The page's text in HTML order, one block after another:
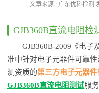
文章来源 : 广东优科检测
GJB360B直流电阻检
GJB360B-2009《电子
准中针对电子元器件可靠
测资质的第三方电子元器件
GJB360B直流电阻测试服